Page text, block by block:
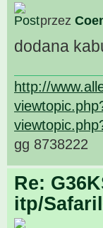
przez
dodana
http://
gg 8738222
Re:
itp/